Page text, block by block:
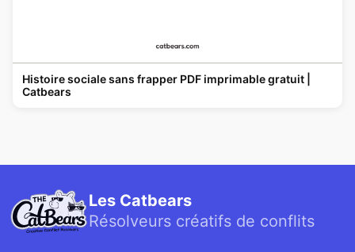
Histoire sociale sans frapper PDF imprimable gratuit |
Catbears
Les Catbears
Résolveurs créatifs de conflits